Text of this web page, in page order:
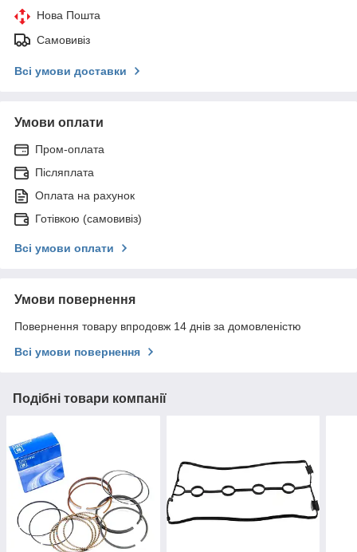
Нова Пошта
Самовивіз
Всі умови доставки
Умови оплати
Пром-оплата
Післяплата
Оплата на рахунок
Готівкою (самовивіз)
Всі умови оплати
Умови повернення
Повернення товару впродовж 14 днів за домовленістю
Всі умови повернення
Подібні товари компанії